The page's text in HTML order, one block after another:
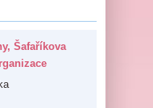
Šafaříkova